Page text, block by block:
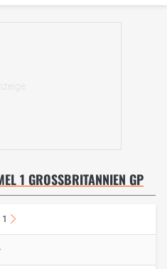
1 GROSSBRITANNIEN GP